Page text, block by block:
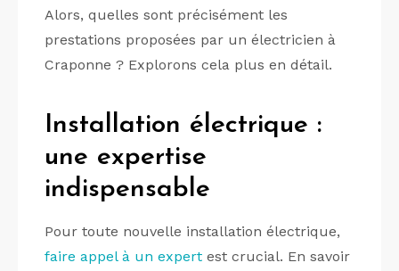
Alors, quelles sont précisément les
prestations proposées par un électricien à
Craponne ? Explorons cela plus en détail.
Installation électrique :
une expertise
indispensable
Pour toute nouvelle installation électrique,
faire appel à un expert est crucial. En savoir